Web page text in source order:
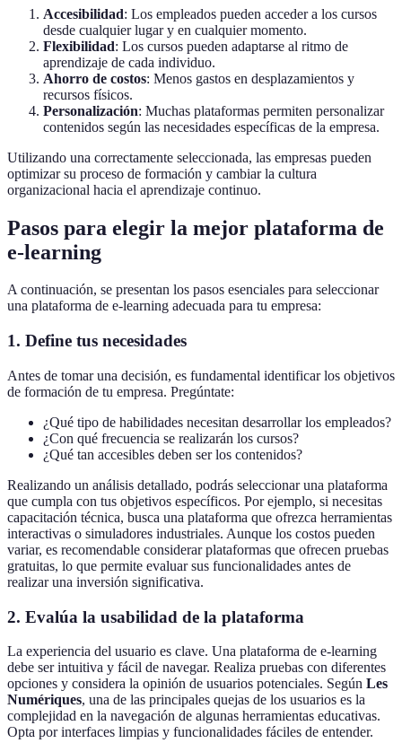
Accesibilidad: Los empleados pueden acceder a los cursos
desde cualquier lugar y en cualquier momento.
Flexibilidad: Los cursos pueden adaptarse al ritmo de
aprendizaje de cada individuo.
Ahorro de costos: Menos gastos en desplazamientos y
recursos físicos.
Personalización: Muchas plataformas permiten personalizar
contenidos según las necesidades específicas de la empresa.
Utilizando una correctamente seleccionada, las empresas pueden
optimizar su proceso de formación y cambiar la cultura
organizacional hacia el aprendizaje continuo.
Pasos para elegir la mejor plataforma de
e-learning
A continuación, se presentan los pasos esenciales para seleccionar
una plataforma de e-learning adecuada para tu empresa:
1. Define tus necesidades
Antes de tomar una decisión, es fundamental identificar los objetivos
de formación de tu empresa. Pregúntate:
¿Qué tipo de habilidades necesitan desarrollar los empleados?
¿Con qué frecuencia se realizarán los cursos?
¿Qué tan accesibles deben ser los contenidos?
Realizando un análisis detallado, podrás seleccionar una plataforma
que cumpla con tus objetivos específicos. Por ejemplo, si necesitas
capacitación técnica, busca una plataforma que ofrezca herramientas
interactivas o simuladores industriales. Aunque los costos pueden
variar, es recomendable considerar plataformas que ofrecen pruebas
gratuitas, lo que permite evaluar sus funcionalidades antes de
realizar una inversión significativa.
2. Evalúa la usabilidad de la plataforma
La experiencia del usuario es clave. Una plataforma de e-learning
debe ser intuitiva y fácil de navegar. Realiza pruebas con diferentes
opciones y considera la opinión de usuarios potenciales. Según Les
Numériques, una de las principales quejas de los usuarios es la
complejidad en la navegación de algunas herramientas educativas.
Opta por interfaces limpias y funcionalidades fáciles de entender.